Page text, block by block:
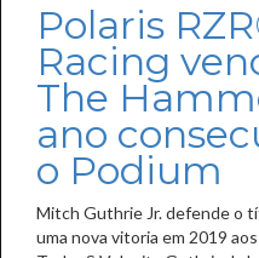
Polaris
Racing
The
ano
o Podium
Mitch Guthrie Jr. defende o
uma nova vitoria em 2019